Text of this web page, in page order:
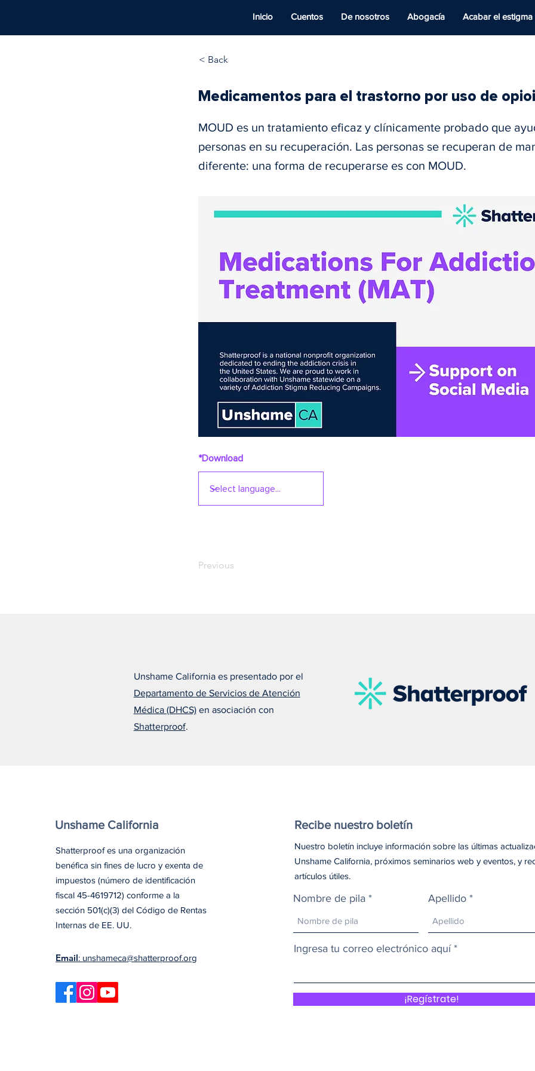
Inicio Cuentos De nosotros Abogacía Acabar el estigma
< Back
Medicamentos para el trastorno por uso de
MOUD es un tratamiento eficaz y clínicamente probado que
personas en su recuperación. Las personas se recuperan de
diferente: una forma de recuperarse es con MOUD.
*Download
Previous
Unshame California es presentado por el
Departamento de Servicios de Atención
Médica (DHCS)en asociación con
Shatterproof.
Unshame California
Shatterproof es una organización
benéfica sin fines de lucro y exenta de
impuestos (número de identificación
fiscal 45-4619712) conforme a la
sección 501(c)(3) del Código de Rentas
Internas de EE. UU.
Email: unshameca@shatterproof.org
Recibe nuestro boletín
Nuestro boletín incluye información sobre las últimas
Unshame California, próximos seminarios web y eventos, y
artículos útiles.
Nombre de pila Apellido
Ingresa tu correo electrónico aquí
¡Regístrate!